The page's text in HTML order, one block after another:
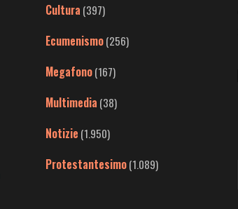
Cultura (397)
Ecumenismo(256)
Megafono(167)
Multimedia (38)
Notizie (1.950)
Protestantesimo(1.089)